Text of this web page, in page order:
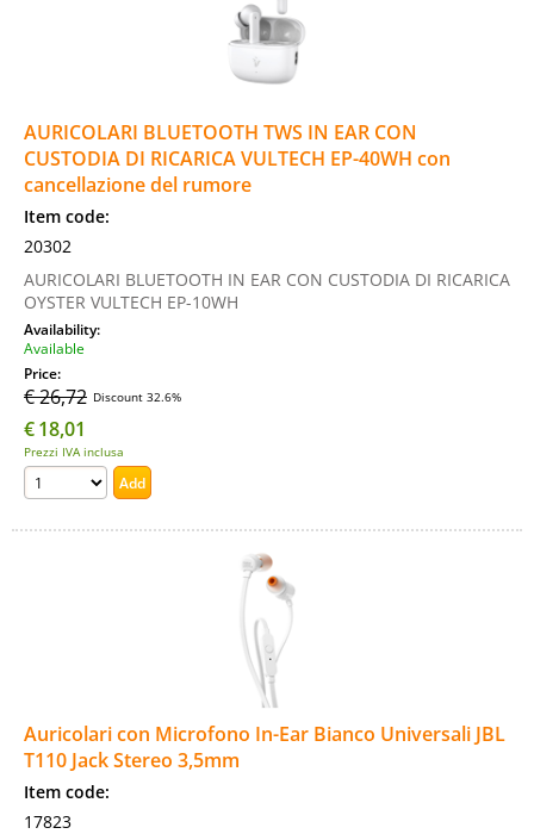
AURICOLARI BLUETOOTH TWS IN EAR CON
CUSTODIA DI RICARICA VULTECH EP-40WH con
cancellazione del rumore
Item code:
20302
AURICOLARI BLUETOOTH IN EAR CON CUSTODIA DI RICARICA
OYSTER VULTECH EP-10WH
Availability:
Available
Price:
€ 26,72 Discount 32.6%
€18,01
Prezzi IVA inclusa
Auricolari con Microfono In-Ear Bianco Universali JBL
T110 Jack Stereo 3,5mm
Item code:
17823